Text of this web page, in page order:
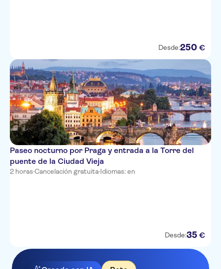
Desde:250 €
Paseo nocturno por Praga y entrada a la Torre del
puente de la Ciudad Vieja
2 horas·Cancelación gratuita·Idiomas: en
Desde:35 €